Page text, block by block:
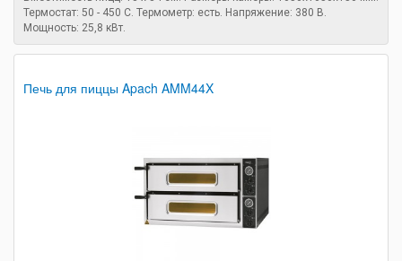
Термостат: 50 - 450 С. Термометр: есть. Напряжение: 380 В.
Мощность: 25,8 кВт.
Печь для пиццы Apach AMM44X